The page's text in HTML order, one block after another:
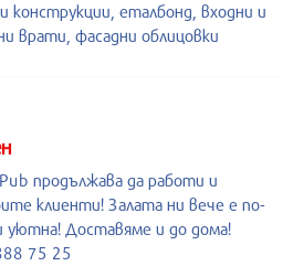
конструкции, еталбонд, входни и
врати, фасадни облицовки
продължава да работи и
клиенти! Залата ни вече е по-
уютна! Доставяме и до дома!
75 25